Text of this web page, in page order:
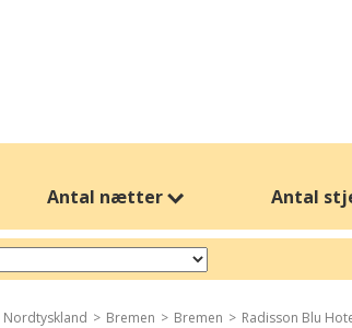
Vi sender nye tilbud til særlig lav
Antal nætter Antal
Nordtyskland Bremen Bremen Radisson Blu